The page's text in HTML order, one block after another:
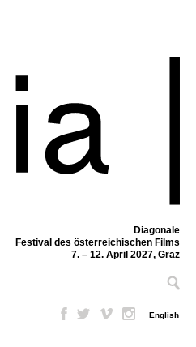
Diagonale
Festival des österreichischen Films
7. – 12. April 2027, Graz
– English